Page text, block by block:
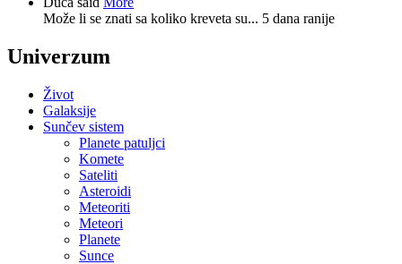
Može li se znati sa koliko kreveta su... 5 dana ranije
Univerzum
Život
Galaksije
Sunčev sistem
Planete patuljci
Komete
Sateliti
Asteroidi
Meteoriti
Meteori
Planete
Sunce